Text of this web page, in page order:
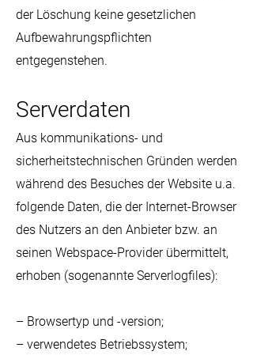
der Löschung keine gesetzlichen
Aufbewahrungspflichten
entgegenstehen.
Serverdaten
Aus kommunikations- und
sicherheitstechnischen Gründen werden
während des Besuches der Website u.a.
folgende Daten, die der Internet-Browser
des Nutzers an den Anbieter bzw. an
seinen Webspace-Provider übermittelt,
erhoben (sogenannte Serverlogfiles):
– Browsertyp und -version;
– verwendetes Betriebssystem;